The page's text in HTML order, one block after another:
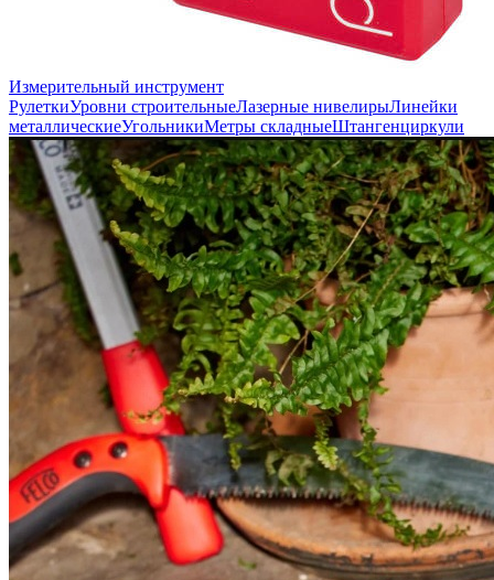
Измерительный инструмент
РулеткиУровни строительныеЛазерные нивелирыЛинейки
металлическиеУгольникиМетры складныеШтангенциркули